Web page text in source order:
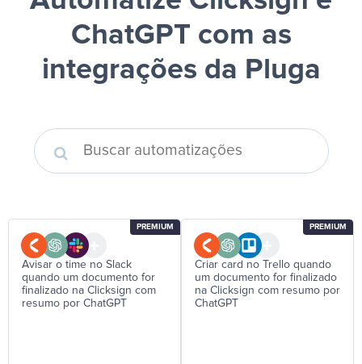
ChatGPT com as
integrações da Pluga
PREMIUM
Avisar o time no Slack
quando um documento for
finalizado na Clicksign com
resumo por ChatGPT
PREMIUM
Criar card no Trello quando
um documento for finalizado
na Clicksign com resumo por
ChatGPT